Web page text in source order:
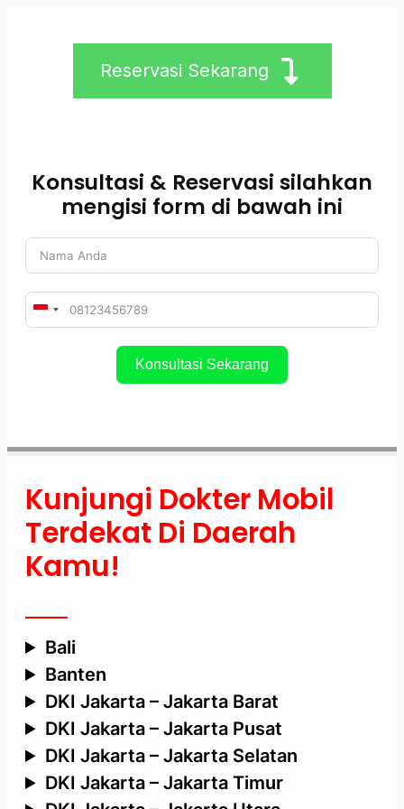
Reservasi Sekarang
Konsultasi & Reservasi silahkan
mengisi form di bawah ini
Indonesia
Konsultasi Sekarang
Kunjungi Dokter Mobil
Terdekat Di Daerah
Kamu!
Bali
Banten
DKI Jakarta – Jakarta Barat
DKI Jakarta – Jakarta Pusat
DKI Jakarta – Jakarta Selatan
DKI Jakarta – Jakarta Timur